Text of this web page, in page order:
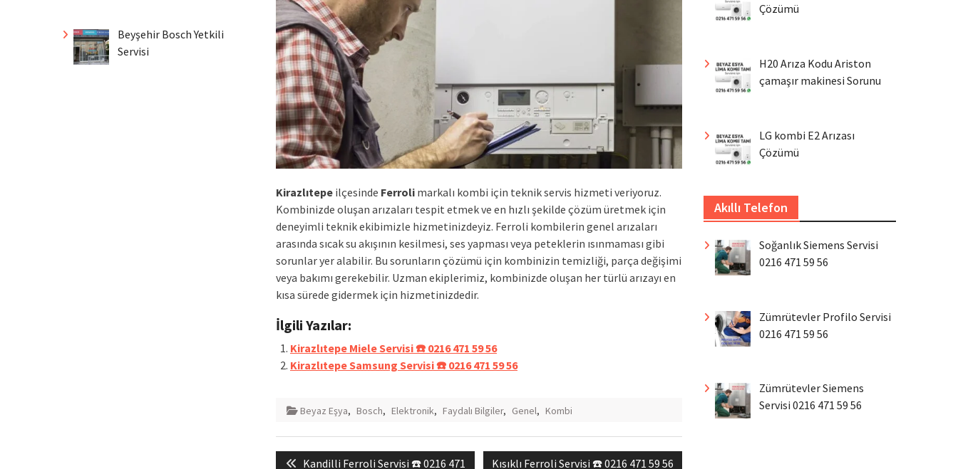
Kirazlıtepe ilçesinde Ferroli markalı kombi için teknik servis hizmeti veriyoruz.
Kombinizde oluşan arızaları tespit etmek ve en hızlı şekilde çözüm üretmek için
deneyimli teknik ekibimizle hizmetinizdeyiz. Ferroli kombilerin genel arızaları
arasında sıcak su akışının kesilmesi, ses yapması veya peteklerin ısınmaması gibi
sorunlar yer alabilir. Bu sorunların çözümü için kombinizin temizliği, parça değişimi
veya bakımı gerekebilir. Uzman ekiplerimiz, kombinizde oluşan her türlü arızayı en
kısa sürede gidermek için hizmetinizdedir.
İlgili Yazılar:
Kirazlıtepe Miele Servisi ☎️ 0216 471 59 56
Kirazlıtepe Samsung Servisi ☎️ 0216 471 59 56
Beyaz Eşya, Bosch, Elektronik, Faydalı Bilgiler, Genel, Kombi
Yazı
Previous
Kandilli Ferroli Servisi ☎️ 0216 471 Next
Kısıklı Ferroli Servisi ☎️ 0216 471 59 56
Çözümü
H20 Arıza Kodu Ariston
çamaşır makinesi Sorunu
LG kombi E2 Arızası
Çözümü
Akıllı Telefon
Soğanlık Siemens Servisi
0216 471 59 56
Zümrütevler Profilo Servisi
0216 471 59 56
Zümrütevler Siemens
Servisi 0216 471 59 56
Beyşehir Bosch Yetkili
Servisi